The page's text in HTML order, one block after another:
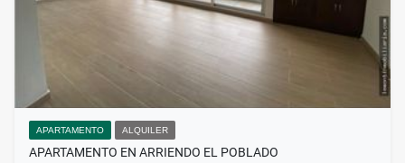
APARTAMENTO ALQUILER
APARTAMENTO EN ARRIENDO EL POBLADO